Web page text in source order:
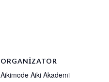
ORGANIZATÖR
Aikimode Aiki Akademi